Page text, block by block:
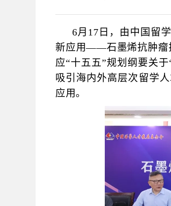
6月17日，由中国留
新应用——石墨烯抗肿瘤
应“十五五”规划纲要关
吸引海内外高层次留学
应用。